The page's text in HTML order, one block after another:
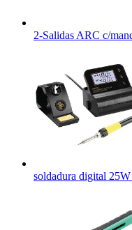
2-Salidas ARC c/
soldadura digital